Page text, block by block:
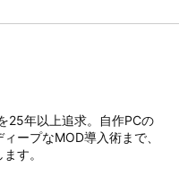
25年以上追求。自作PCの
ープなMOD導入術まで、
す。